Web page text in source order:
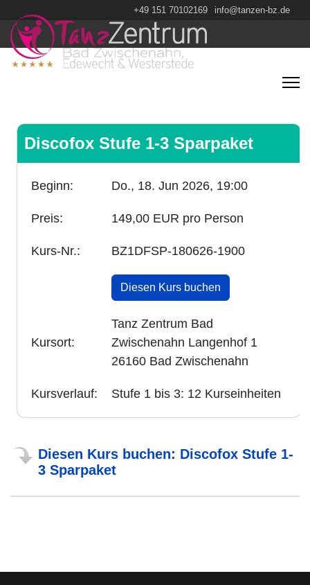
+49 151 70102169 info@tanzen-bz.de
Discofox Stufe 1-3 Sparpaket
Beginn: Do., 18. Jun 2026, 19:00
Preis: 149,00 EUR pro Person
Kurs-Nr.: BZ1DFSP-180626-1900
Diesen Kurs buchen
Kursort:
Tanz Zentrum Bad
Zwischenahn Langenhof 1
26160 Bad Zwischenahn
Kursverlauf: Stufe 1 bis 3: 12 Kurseinheiten
Diesen Kurs buchen: Discofox Stufe 1-
3 Sparpaket